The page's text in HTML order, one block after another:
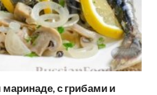
с грибами и